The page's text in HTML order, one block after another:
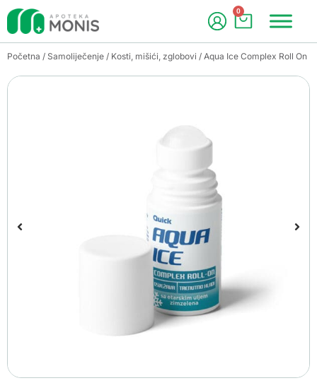
0
Početna / Samoliječenje / Kosti, mišići, zglobovi / Aqua Ice Complex Roll On